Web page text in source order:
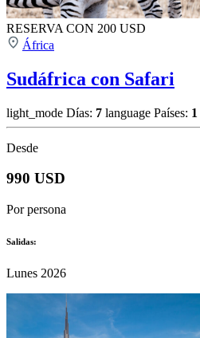
RESERVA CON 200 USD
África
Sudáfrica con Safari
light_mode Días: 7 language Países: 1
Desde
990 USD
Por persona
Salidas:
Lunes 2026